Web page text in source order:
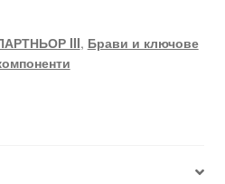
III, Брави и ключове